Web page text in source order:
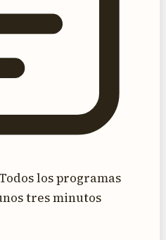
los programas
tres minutos